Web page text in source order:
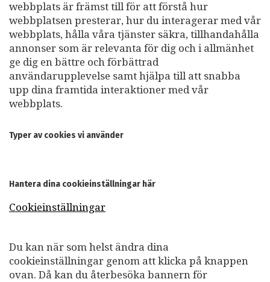
webbplats är främst till för att förstå hur
webbplatsen presterar, hur du interagerar med vår
webbplats, hålla våra tjänster säkra, tillhandahålla
annonser som är relevanta för dig och i allmänhet
ge dig en bättre och förbättrad
användarupplevelse samt hjälpa till att snabba
upp dina framtida interaktioner med vår
webbplats.
Typer av cookies vi använder
Hantera dina cookieinställningar här
Cookieinställningar
Du kan när som helst ändra dina
cookieinställningar genom att klicka på knappen
ovan. Då kan du återbesöka bannern för